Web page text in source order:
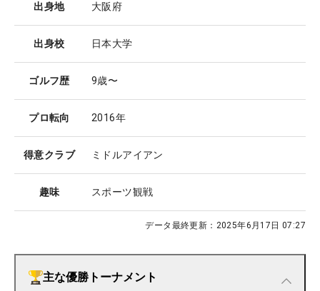
出身地 大阪府
出身校 日本大学
ゴルフ歴 9歳〜
プロ転向 2016年
得意クラブ ミドルアイアン
趣味 スポーツ観戦
データ最終更新： 2025年6月17日 07:27
主な優勝トーナメント